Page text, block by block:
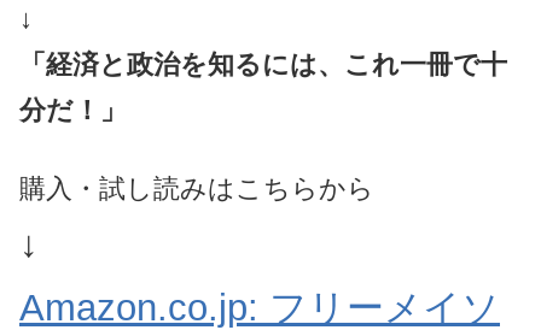
↓
「経済と政治を知るには、これ一冊で十
分だ！」
購入・試し読みはこちらから
↓
Amazon.co.jp: フリーメイソ